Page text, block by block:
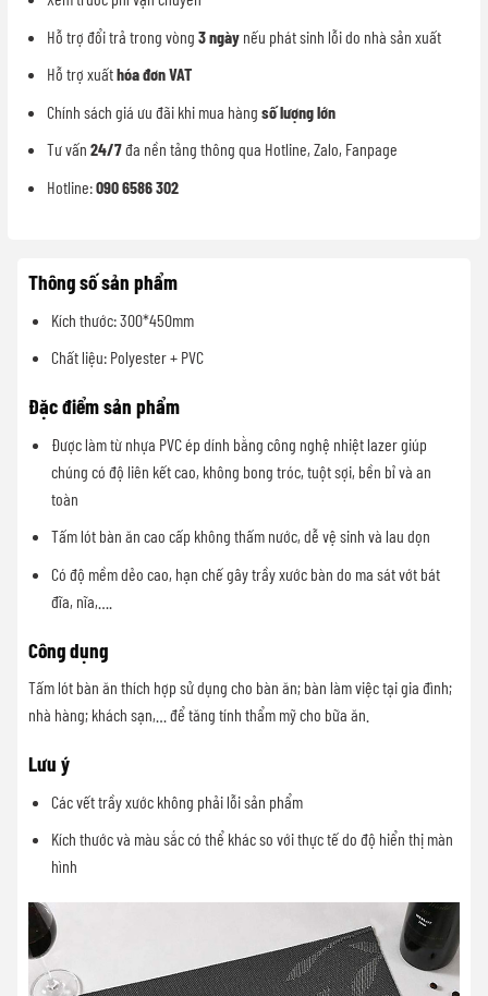
Hỗ trợ đổi trả trong vòng 3 ngày nếu phát sinh lỗi do nhà sản xuất
Hỗ trợ xuấthóa đơn VAT
Chính sách giá ưu đãi khi mua hàng số lượng lớn
Tư vấn 24/7đa nền tảng thông qua Hotline, Zalo, Fanpage
Hotline:090 6586 302
Thông số sản phẩm
Kích thước: 300*450mm
Chất liệu: Polyester + PVC
Đặc điểm sản phẩm
Được làm từ nhựa PVC ép dính bằng công nghệ nhiệt lazer giúp
chúng có độ liên kết cao, không bong tróc, tuột sợi, bền bỉ và an
toàn
Tấm lót bàn ăn cao cấp không thấm nước, dễ vệ sinh và lau dọn
Có độ mềm dẻo cao, hạn chế gây trầy xước bàn do ma sát vớt bát
đĩa, nĩa,….
Công dụng
Tấm lót bàn ăn thích hợp sử dụng cho bàn ăn; bàn làm việc tại gia đình;
nhà hàng; khách sạn,… để tăng tính thẩm mỹ cho bữa ăn.
Lưu ý
Các vết trầy xước không phải lỗi sản phẩm
Kích thước và màu sắc có thể khác so với thực tế do độ hiển thị màn
hình